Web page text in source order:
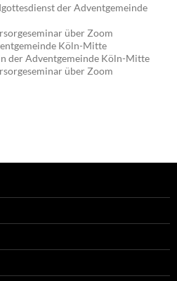
der Adventgemeinde
über Zoom
Köln-Mitte
der Adventgemeinde Köln-Mitte
über Zoom